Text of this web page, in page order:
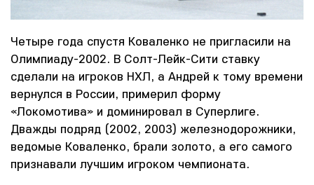
Четыре года спустя Коваленко не пригласили на
Олимпиаду-2002. В Солт-Лейк-Сити ставку
сделали на игроков НХЛ, а Андрей к тому времени
вернулся в России, примерил форму
«Локомотива» и доминировал в Суперлиге.
Дважды подряд (2002, 2003) железнодорожники,
ведомые Коваленко, брали золото, а его самого
признавали лучшим игроком чемпионата.